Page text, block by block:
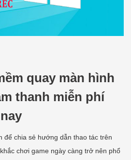
quay màn hình
thanh miễn phí
để chia sẻ hướng dẫn thao tác trên
chơi game ngày càng trở nên phổ